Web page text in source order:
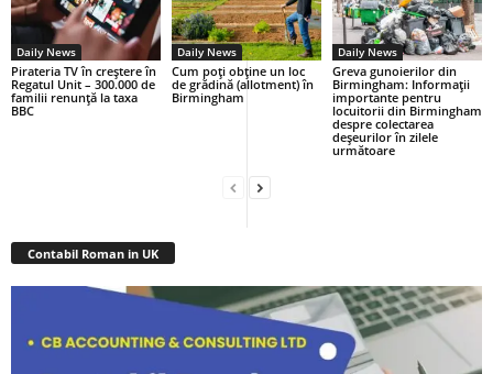
Daily News
Pirateria TV în creștere în
Regatul Unit – 300.000 de
familii renunță la taxa
BBC
Daily News
Cum poți obține un loc
de grădină (allotment) în
Birmingham
Daily News
Greva gunoierilor din
Birmingham: Informații
importante pentru
locuitorii din Birmingham
despre colectarea
deșeurilor în zilele
următoare
Contabil Roman in UK